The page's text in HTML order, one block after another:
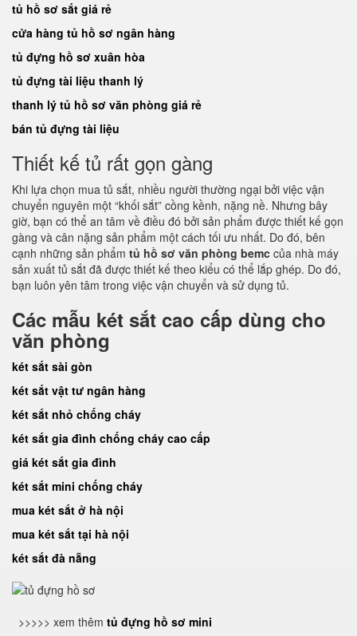
tủ hồ sơ sắt giá rẻ
cửa hàng tủ hồ sơ ngân hàng
tủ đựng hồ sơ xuân hòa
tủ đựng tài liệu thanh lý
thanh lý tủ hồ sơ văn phòng giá rẻ
bán tủ đựng tài liệu
Thiết kế tủ rất gọn gàng
Khi lựa chọn mua tủ sắt, nhiều người thường ngại bởi việc vận
chuyển nguyên một “khối sắt” cồng kềnh, nặng nề. Nhưng bây
giờ, bạn có thể an tâm về điều đó bởi sản phẩm được thiết kế gọn
gàng và cân nặng sản phẩm một cách tối ưu nhất. Do đó, bên
cạnh những sản phẩm tủ hồ sơ văn phòng bemc của nhà máy
sản xuất tủ sắt đã được thiết kế theo kiểu có thể lắp ghép. Do đó,
bạn luôn yên tâm trong việc vận chuyển và sử dụng tủ.
Các mẫu két sắt cao cấp dùng cho
văn phòng
két sắt sài gòn
két sắt vật tư ngân hàng
két sắt nhỏ chống cháy
két sắt gia đình chống cháy cao cấp
giá két sắt gia đình
két sắt mini chống cháy
mua két sắt ở hà nội
mua két sắt tại hà nội
két sắt đà nẵng
>>>>> xem thêm tủ đựng hồ sơ mini